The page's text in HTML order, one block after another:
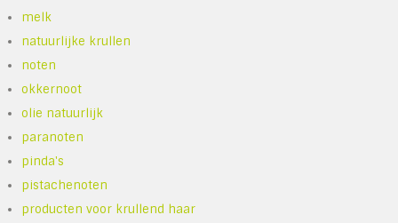
melk
natuurlijke krullen
noten
okkernoot
olie natuurlijk
paranoten
pinda's
pistachenoten
producten voor krullend haar